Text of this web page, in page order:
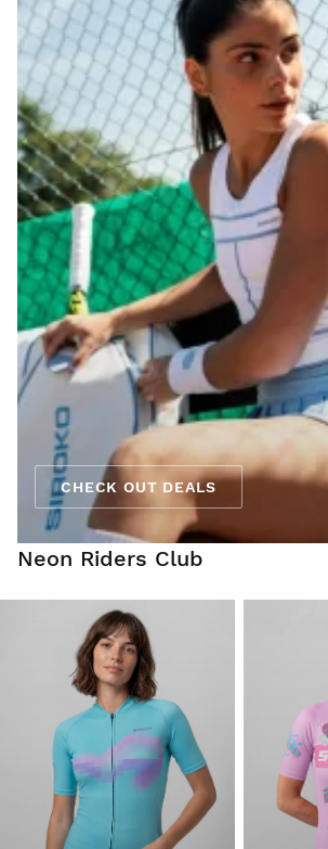
CHECK OUT DEALS
Neon Riders Club